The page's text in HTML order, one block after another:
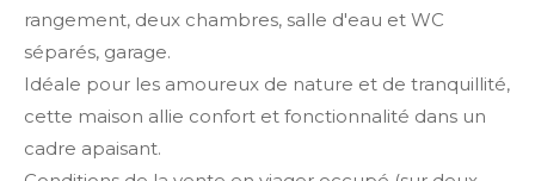
rangement, deux chambres, salle d'eau et WC
séparés, garage.
Idéale pour les amoureux de nature et de tranquillité,
cette maison allie confort et fonctionnalité dans un
cadre apaisant.